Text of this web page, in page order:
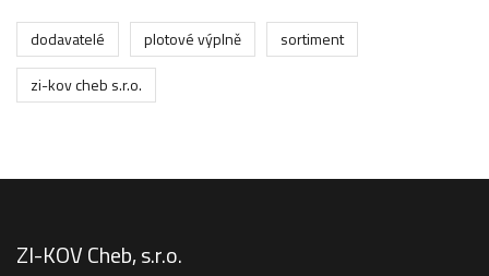
dodavatelé plotové výplně
sortiment
zi-kov cheb s.r.o.
ZI-KOV Cheb, s.r.o.